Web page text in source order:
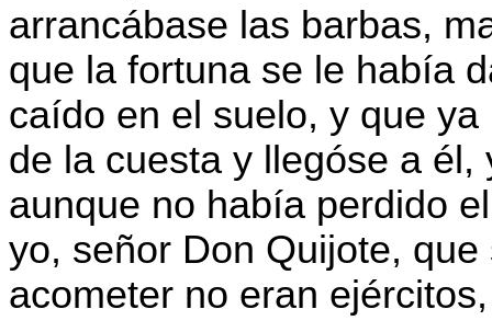
arrancábase las barbas,
que la fortuna se le había
caído en el suelo, y que
de la cuesta y llegóse a
aunque no había perdido
yo, señor Don Quijote,
acometer no eran